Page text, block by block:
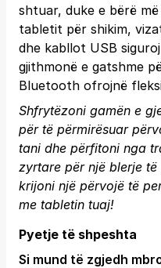
shtuar, duke e bërë
tabletit për shikim,
dhe kabllot USB
gjithmonë e gatshme
Bluetooth ofrojnë
Shfrytëzoni gamën e
për të përmirësuar
tani dhe përfitoni nga
zyrtare për një blerje të
krijoni një përvojë të
me tabletin tuaj!
Pyetje të shpeshta
Si mund të zgjedh